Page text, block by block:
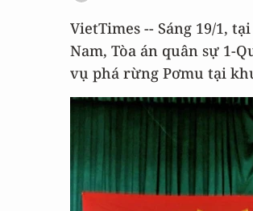
VietTimes -- Sáng 19/1,
Nam, Tòa án quân sự 1-
vụ phá rừng Pơmu tại